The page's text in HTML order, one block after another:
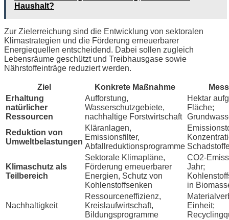
Haushalt?
Zur Zielerreichung sind die Entwicklung von sektoralen
Klimastrategien und die Förderung erneuerbarer
Energiequellen entscheidend. Dabei sollen zugleich
Lebensräume geschützt und Treibhausgase sowie
Nährstoffeinträge reduziert werden.
Ziel Konkrete Maßnahme
Erhaltung
natürlicher
Ressourcen
Aufforstung,
Wasserschutzgebiete,
nachhaltige Forstwirtschaft
Hektar
Fläche;
Reduktion von
Umweltbelastungen
Kläranlagen,
Emissionsfilter,
Abfallreduktionsprogramme
Klimaschutz als
Teilbereich
Sektorale Klimapläne,
Förderung erneuerbarer
Energien, Schutz von
Kohlenstoffsenken
CO2-
Jahr;
in
Nachhaltigkeit
Ressourceneffizienz,
Kreislaufwirtschaft,
Bildungsprogramme
Einheit;